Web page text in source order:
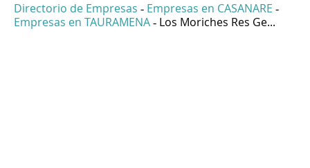
Directorio de Empresas - Empresas en CASANARE -
Empresas en TAURAMENA - Los Moriches Res Ge...